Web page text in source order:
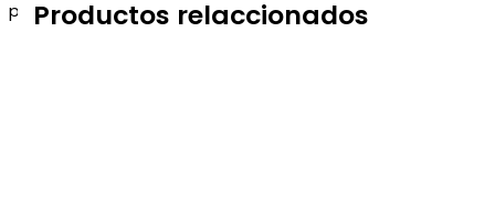
Productos relaccionados
para que puedas aprovecharlo en tu próximo pedido.